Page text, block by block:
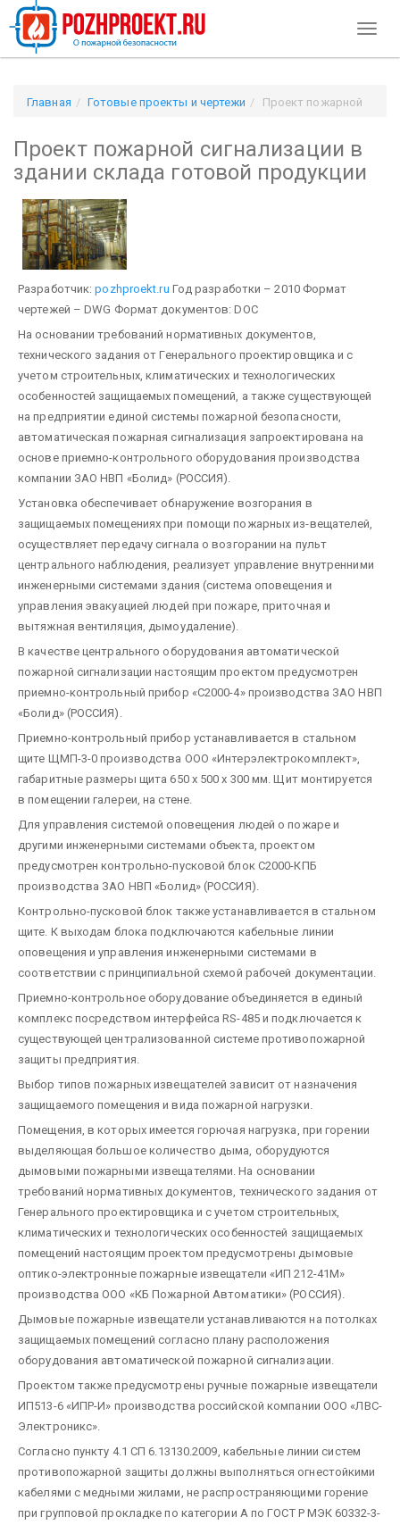
Главная Готовые проекты и чертежи
Проект пожарной
Проект пожарной сигнализации в
здании склада готовой продукции
Разработчик:pozhproekt.ru Год разработки – 2010Формат
чертежей – DWG Формат документов: DOC
На основании требований нормативных документов,
технического задания от Генерального проектировщика и с
учетом строительных, климатических и технологических
особенностей защищаемых помещений, а также существующей
на предприятии единой системы пожарной безопасности,
автоматическая пожарная сигнализация запроектирована на
основе приемно-контрольного оборудования производства
компании ЗАО НВП «Болид» (РОССИЯ).
Установка обеспечивает обнаружение возгорания в
защищаемых помещениях при помощи пожарных из-вещателей,
осуществляет передачу сигнала о возгорании на пульт
центрального наблюдения, реализует управление внутренними
инженерными системами здания (система оповещения и
управления эвакуацией людей при пожаре, приточная и
вытяжная вентиляция, дымоудаление).
В качестве центрального оборудования автоматической
пожарной сигнализации настоящим проектом предусмотрен
приемно-контрольный прибор «С2000-4» производства ЗАО НВП
«Болид» (РОССИЯ).
Приемно-контрольный прибор устанавливается в стальном
щите ЩМП-3-0 производства ООО «Интерэлектрокомплект»,
габаритные размеры щита 650 х 500 х 300 мм. Щит монтируется
в помещении галереи, на стене.
Для управления системой оповещения людей о пожаре и
другими инженерными системами объекта, проектом
предусмотрен контрольно-пусковой блок С2000-КПБ
производства ЗАО НВП «Болид» (РОССИЯ).
Контрольно-пусковой блок также устанавливается в стальном
щите. К выходам блока подключаются кабельные линии
оповещения и управления инженерными системами в
соответствии с принципиальной схемой рабочей документации.
Приемно-контрольное оборудование объединяется в единый
комплекс посредством интерфейса RS-485 и подключается к
существующей централизованной системе противопожарной
защиты предприятия.
Выбор типов пожарных извещателей зависит от назначения
защищаемого помещения и вида пожарной нагрузки.
Помещения, в которых имеется горючая нагрузка, при горении
выделяющая большое количество дыма, оборудуются
дымовыми пожарными извещателями. На основании
требований нормативных документов, технического задания от
Генерального проектировщика и с учетом строительных,
климатических и технологических особенностей защищаемых
помещений настоящим проектом предусмотрены дымовые
оптико-электронные пожарные извещатели «ИП 212-41М»
производства ООО «КБ Пожарной Автоматики» (РОССИЯ).
Дымовые пожарные извещатели устанавливаются на потолках
защищаемых помещений согласно плану расположения
оборудования автоматической пожарной сигнализации.
Проектом также предусмотрены ручные пожарные извещатели
ИП513-6 «ИПР-И» производства российской компании ООО «ЛВС-
Электроникс».
Согласно пункту 4.1 СП 6.13130.2009, кабельные линии систем
противопожарной защиты должны выполняться огнестойкими
кабелями с медными жилами, не распространяющими горение
при групповой прокладке по категории А по ГОСТ Р МЭК 60332-3-